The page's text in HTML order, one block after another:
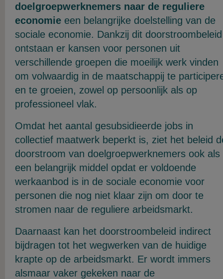
doelgroepwerknemers naar de reguliere
economie een belangrijke doelstelling van de
sociale economie. Dankzij dit doorstroombeleid
ontstaan er kansen voor personen uit
verschillende groepen die moeilijk werk vinden
om volwaardig in de maatschappij te
en te groeien, zowel op persoonlijk als op
professioneel vlak.
Omdat het aantal gesubsidieerde jobs in
collectief maatwerk beperkt is, ziet het beleid
doorstroom van doelgroepwerknemers ook als
een belangrijk middel opdat er voldoende
werkaanbod is in de sociale economie voor
personen die nog niet klaar zijn om door te
stromen naar de reguliere arbeidsmarkt.
Daarnaast kan het doorstroombeleid indirect
bijdragen tot het wegwerken van de huidige
krapte op de arbeidsmarkt. Er wordt immers
alsmaar vaker gekeken naar de